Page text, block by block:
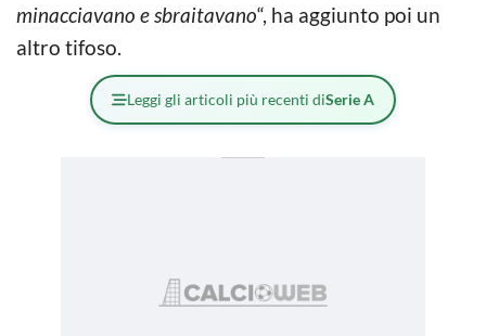
minacciavano e sbraitavano“, ha aggiunto poi un
altro tifoso.
Leggi gli articoli più recenti diSerie A